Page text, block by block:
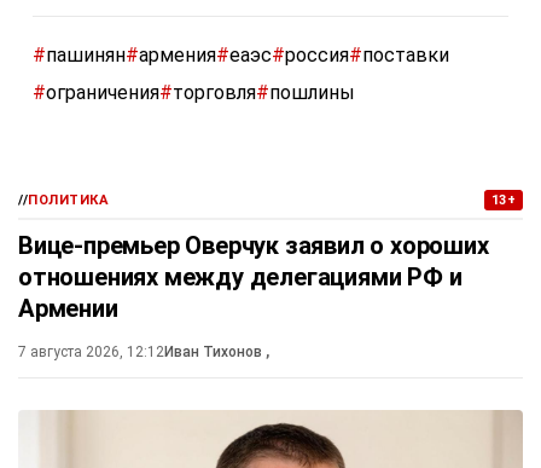
#пашинян#армения#еаэс#россия#поставки
#ограничения#торговля#пошлины
//ПОЛИТИКА 13+
Вице-премьер Оверчук заявил о хороших
отношениях между делегациями РФ и
Армении
7 августа 2026, 12:12Иван Тихонов ,